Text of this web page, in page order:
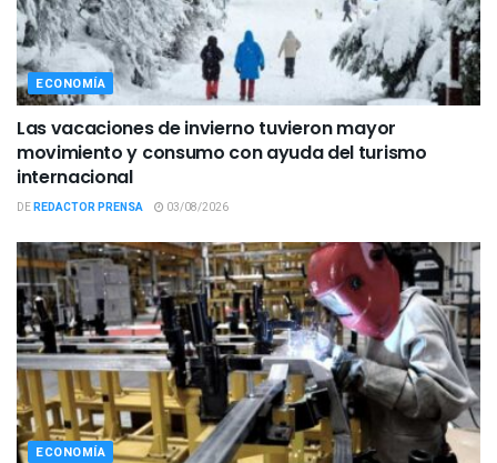
ECONOMÍA
Las vacaciones de invierno tuvieron mayor
movimiento y consumo con ayuda del turismo
internacional
DEREDACTOR PRENSA 03/08/2026
ECONOMÍA